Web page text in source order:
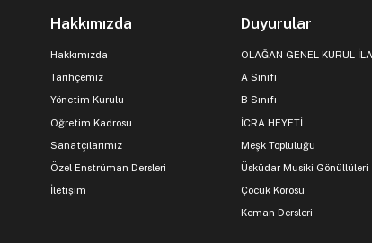
Hakkımızda
Hakkımızda
Tarihçemiz
Yönetim Kurulu
Öğretim Kadrosu
Sanatçılarımız
Özel Enstrüman Dersleri
İletişim
Duyurular
OLAĞAN GENEL KURUL
A Sınıfı
B Sınıfı
İCRA HEYETİ
Meşk Topluluğu
Üsküdar Musiki Gönüllüleri
Çocuk Korosu
Keman Dersleri